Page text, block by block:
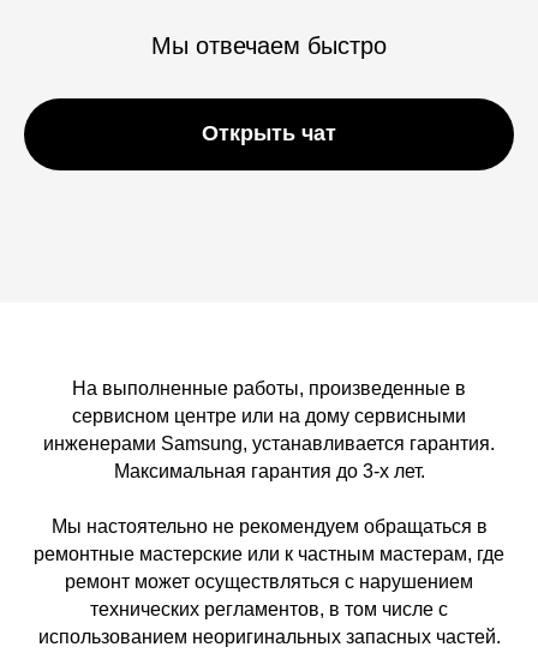
Мы отвечаем быстро
Открыть чат
На выполненные работы, произведенные в
сервисном центре или на дому сервисными
инженерами Samsung, устанавливается гарантия.
Максимальная гарантия до 3-х лет.
Мы настоятельно не рекомендуем обращаться в
ремонтные мастерские или к частным мастерам, где
ремонт может осуществляться с нарушением
технических регламентов, в том числе с
использованием неоригинальных запасных частей.